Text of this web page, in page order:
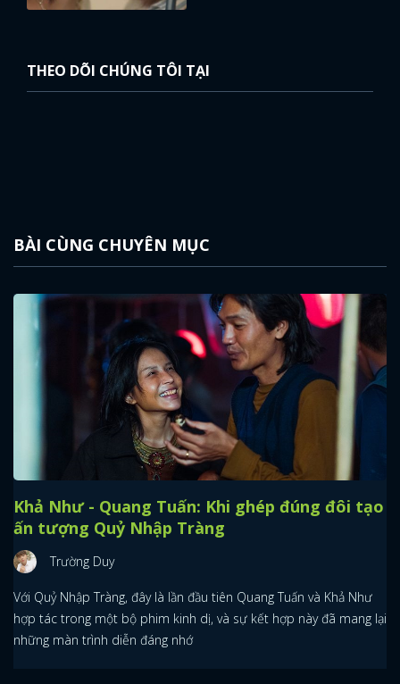
THEO DÕI CHÚNG TÔI TẠI
BÀI CÙNG CHUYÊN MỤC
Khả Như - Quang Tuấn: Khi ghép đúng đôi tạo
ấn tượng Quỷ Nhập Tràng
Trường Duy
Với Quỷ Nhập Tràng, đây là lần đầu tiên Quang Tuấn và Khả Như
hợp tác trong một bộ phim kinh dị, và sự kết hợp này đã mang lại
những màn trình diễn đáng nhớ